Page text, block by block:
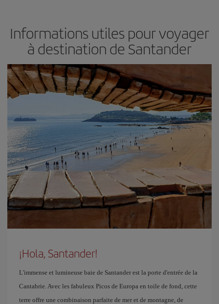
Informations utiles pour voyager
à destination de Santander
¡Hola, Santander!
L'immense et lumineuse baie de Santander est la porte d'entrée de la
Cantabrie. Avec les fabuleux Picos de Europa en toile de fond, cette
terre offre une combinaison parfaite de mer et de montagne, de